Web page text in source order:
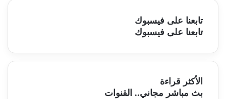
تابعنا على فيسبوك
تابعنا على فيسبوك
الأكثر قراءة
بث مباشر مجاني.. القنوات